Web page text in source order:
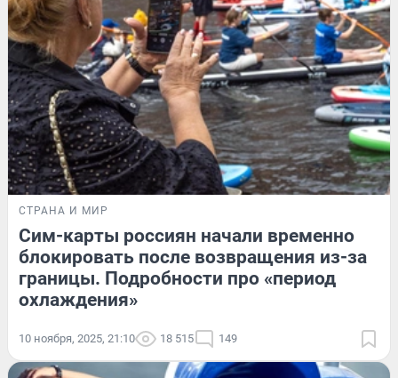
СТРАНА И МИР
Сим-карты россиян начали временно
блокировать после возвращения из-за
границы. Подробности про «период
охлаждения»
10 ноября, 2025, 21:10 18 515 149